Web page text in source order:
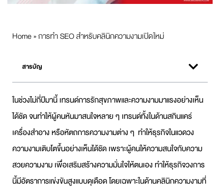
Home»การทำ SEO สำหรับคลินิกความงามเปิดใหม่
สารบัญ
ในช่วงไม่กี่ปีมานี้ เทรนด์การรักสุขภาพและความงามมาแรงอย่างเห็น
ได้ชัด จนทำให้ผู้คนหันมาสนใจหลาย ๆ เทรนด์ทั้งในด้านสกินแคร์
เครื่องสำอาง หรือหัตถการความงามต่าง ๆ ทำให้ธุรกิจในแวดวง
ความงามเติบโตขึ้นอย่างเห็นได้ชัด เพราะผู้คนให้ความสนใจกับความ
สวยความงาม เพื่อเสริมสร้างความมั่นใจให้ตนเอง ทำให้ธุรกิจวงการ
นี้มีอัตราการแข่งขันสูงแบบดุเดือด โดยเฉพาะในด้านคลินิกความงามที่